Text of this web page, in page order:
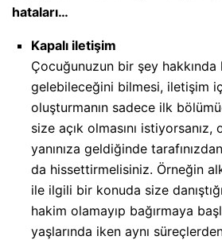
hataları…
Kapalı iletişim
Çocuğunuzun bir şey
gelebileceğini bilmesi, iletişim
oluşturmanın sadece ilk
size açık olmasını
yanınıza geldiğinde
da hissettirmelisiniz. Örneğin
ile ilgili bir konuda size
hakim olamayıp bağırmaya
yaşlarında iken aynı